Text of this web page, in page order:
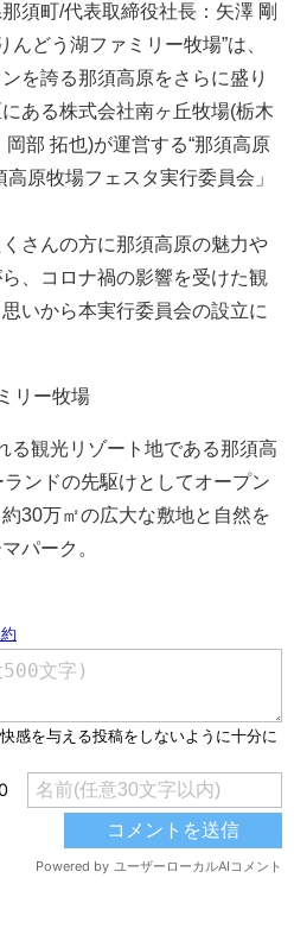
須町/代表取締役社長：矢澤 剛
どう湖ファミリー牧場”は、
を誇る那須高原をさらに盛り
ある株式会社南ヶ丘牧場(栃木
部 拓也)が運営する“那須高原
原牧場フェスタ実行委員会」
さんの方に那須高原の魅力や
、コロナ禍の影響を受けた観
いから本実行委員会の設立に
リー牧場
る観光リゾート地である那須高
ンドの先駆けとしてオープン
30万㎡の広大な敷地と自然を
いテーマパーク。